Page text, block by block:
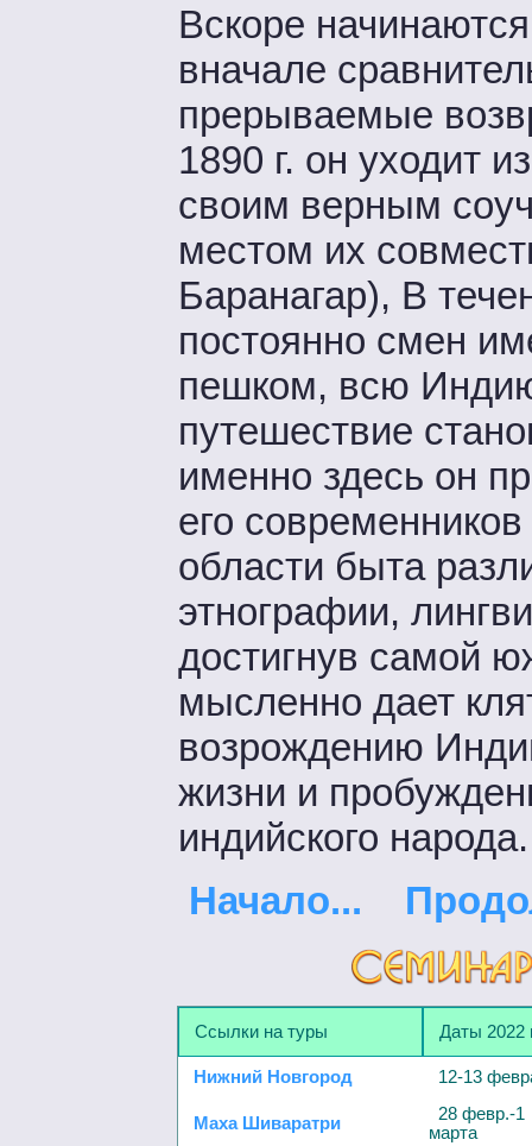
Вскоре
вначале
прерываемые
1890 г. он уходит
своим верным
местом их
Баранагар), В
постоянно смен
пешком, всю
путешествие
именно здесь он
его
области быта
этнографии,
достигнув самой
мысленно дает
возрождению
жизни и
индийского народа.
Начало...
Ссылки на туры Даты 2022
Нижний Новгород 12-13
Маха Шиваратри
28 февр.-1
марта